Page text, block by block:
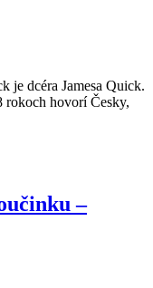
je dcéra Jamesa Quick.
rokoch hovorí Česky,
–